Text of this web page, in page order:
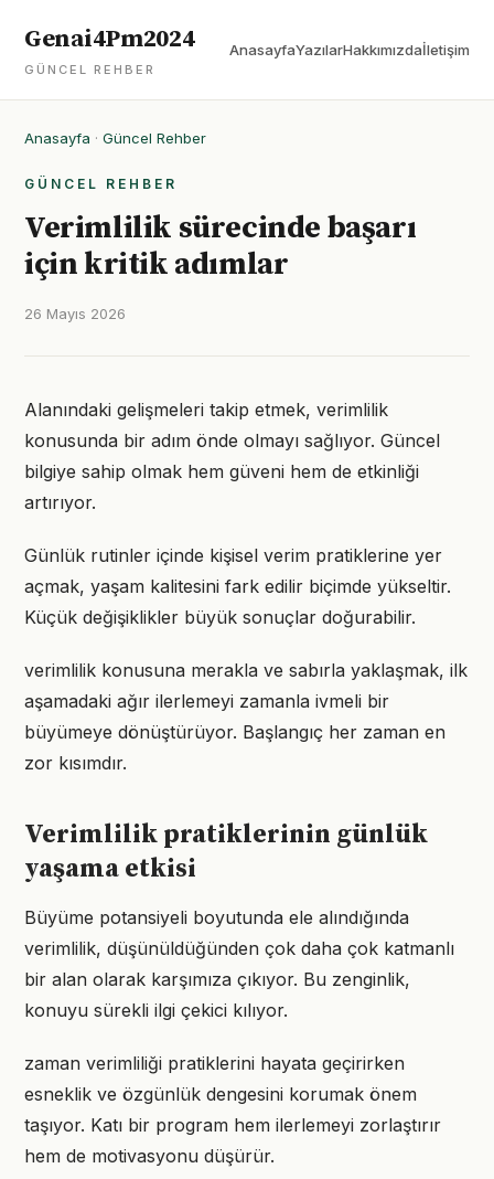
Genai4Pm2024
GÜNCEL REHBER
AnasayfaYazılarHakkımızdaİletişim
Anasayfa · Güncel Rehber
GÜNCEL REHBER
Verimlilik sürecinde başarı
için kritik adımlar
26 Mayıs 2026
Alanındaki gelişmeleri takip etmek, verimlilik
konusunda bir adım önde olmayı sağlıyor. Güncel
bilgiye sahip olmak hem güveni hem de etkinliği
artırıyor.
Günlük rutinler içinde kişisel verim pratiklerine yer
açmak, yaşam kalitesini fark edilir biçimde yükseltir.
Küçük değişiklikler büyük sonuçlar doğurabilir.
verimlilik konusuna merakla ve sabırla yaklaşmak, ilk
aşamadaki ağır ilerlemeyi zamanla ivmeli bir
büyümeye dönüştürüyor. Başlangıç her zaman en
zor kısımdır.
Verimlilik pratiklerinin günlük
yaşama etkisi
Büyüme potansiyeli boyutunda ele alındığında
verimlilik, düşünüldüğünden çok daha çok katmanlı
bir alan olarak karşımıza çıkıyor. Bu zenginlik,
konuyu sürekli ilgi çekici kılıyor.
zaman verimliliği pratiklerini hayata geçirirken
esneklik ve özgünlük dengesini korumak önem
taşıyor. Katı bir program hem ilerlemeyi zorlaştırır
hem de motivasyonu düşürür.